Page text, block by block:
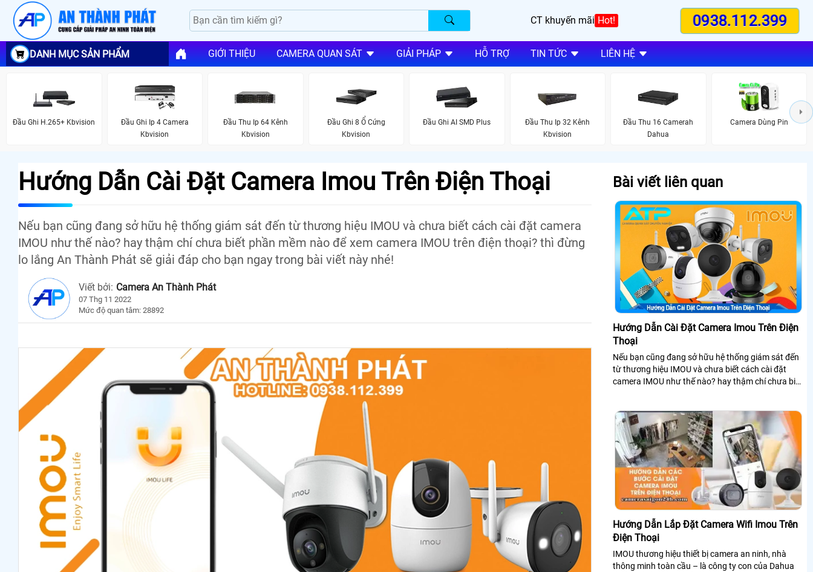
CT khuyến mãi Hot! 0938.112.399
DANH MỤC SẢN PHẨM GIỚI THIỆU CAMERA QUAN SÁT GIẢI PHÁP HỖ TRỢ TIN TỨC LIÊN HỆ
Đầu Ghi H.265+ Kbvision
Đầu Ghi Ip 4 Camera
Kbvision
Đầu Thu Ip 64 Kênh
Kbvision
Đầu Ghi 8 Ổ Cứng
Kbvision
Đầu Ghi AI SMD Plus
Đầu Thu Ip 32 Kênh
Kbvision
Đầu Thu 16 Camerah
Dahua
Camera Dùng Pin
Hướng Dẫn Cài Đặt Camera Imou Trên Điện Thoại
Nếu bạn cũng đang sở hữu hệ thống giám sát đến từ thương hiệu IMOU và chưa biết cách cài đặt camera
IMOU như thế nào? hay thậm chí chưa biết phần mềm nào để xem camera IMOU trên điện thoại? thì đừng
lo lắng An Thành Phát sẽ giải đáp cho bạn ngay trong bài viết này nhé!
Viết bởi: Camera An Thành Phát
07 Thg 11 2022
Mức độ quan tâm: 28892
Bài viết liên quan
Hướng Dẫn Cài Đặt Camera Imou Trên Điện
Thoại
Nếu bạn cũng đang sở hữu hệ thống giám sát đến
từ thương hiệu IMOU và chưa biết cách cài đặt
camera IMOU như thế nào? hay thậm chí chưa biết
cho bạn ngay trong bài viết này nhé!
Hướng Dẫn Lắp Đặt Camera Wifi Imou Trên
Điện Thoại
IMOU thương hiệu thiết bị camera an ninh, nhà
thông minh toàn cầu – là công ty con của Dahua